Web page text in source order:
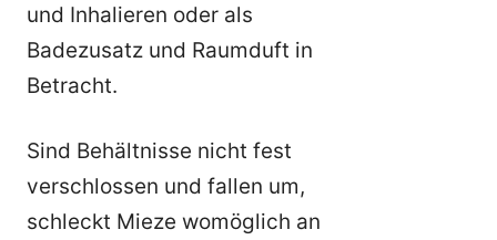
und Inhalieren oder als
Badezusatz und Raumduft in
Betracht.
Sind Behältnisse nicht fest
verschlossen und fallen um,
schleckt Mieze womöglich an